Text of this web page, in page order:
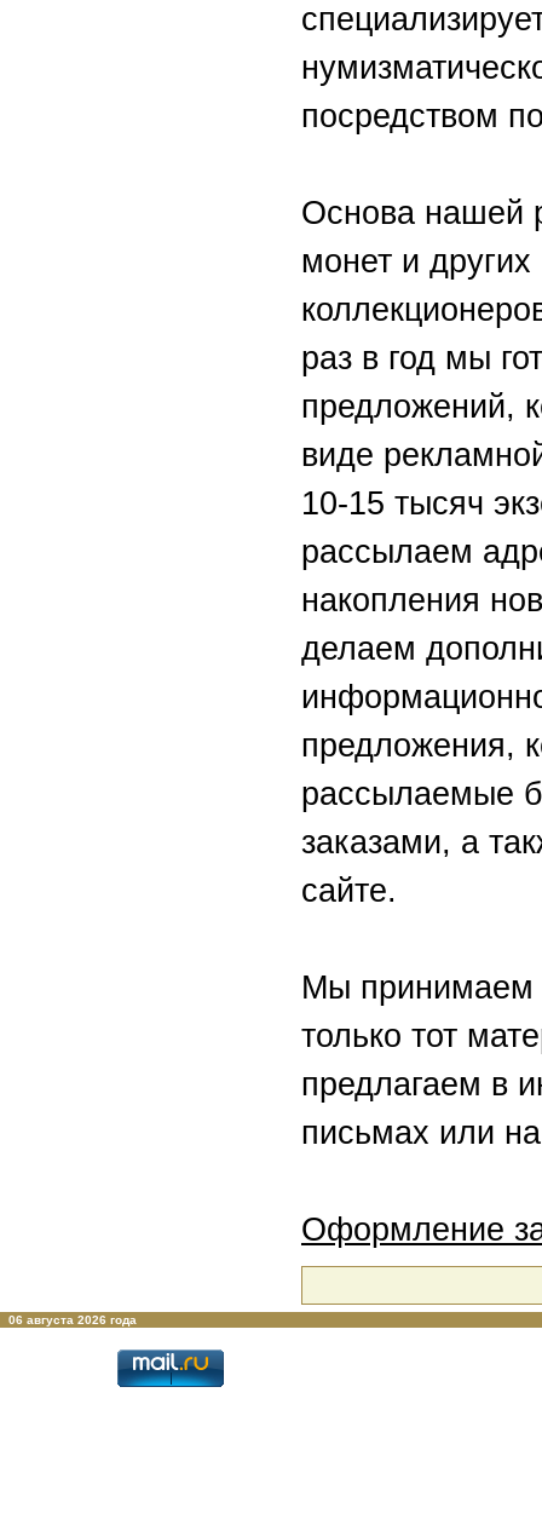
посредством
Основа нашей
монет и
раз в год мы
предложений,
виде
10-15 тысяч
рассылаем
накопления
делаем
предложения,
рассылаемые
заказами, а
сайте.
Мы принимаем
только тот
предлагаем в
письмах или
Оформление
06 августа 2026 года